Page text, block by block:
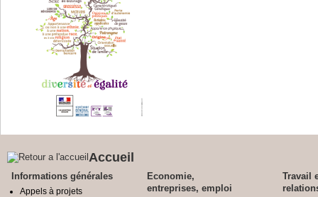
Accueil
Informations générales
Appels à projets
Economie,
entreprises, emploi
Travail